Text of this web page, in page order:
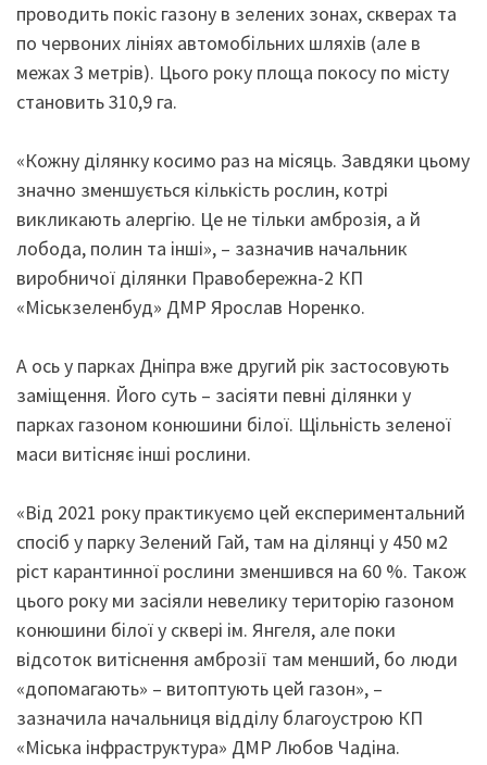
проводить покіс газону в зелених зонах, скверах та
по червоних лініях автомобільних шляхів (але в
межах 3 метрів). Цього року площа покосу по місту
становить 310,9 га.
«Кожну ділянку косимо раз на місяць. Завдяки цьому
значно зменшується кількість рослин, котрі
викликають алергію. Це не тільки амброзія, а й
лобода, полин та інші», – зазначив начальник
виробничої ділянки Правобережна-2 КП
«Міськзеленбуд» ДМР Ярослав Норенко.
А ось у парках Дніпра вже другий рік застосовують
заміщення. Його суть – засіяти певні ділянки у
парках газоном конюшини білої. Щільність зеленої
маси витісняє інші рослини.
«Від 2021 року практикуємо цей експериментальний
спосіб у парку Зелений Гай, там на ділянці у 450 м2
ріст карантинної рослини зменшився на 60 %. Також
цього року ми засіяли невелику територію газоном
конюшини білої у сквері ім. Янгеля, але поки
відсоток витіснення амброзії там менший, бо люди
«допомагають» – витоптують цей газон», –
зазначила начальниця відділу благоустрою КП
«Міська інфраструктура» ДМР Любов Чадіна.